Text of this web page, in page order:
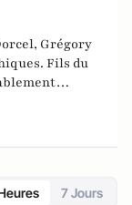
Grégory
Fils du
produits
7 Jours